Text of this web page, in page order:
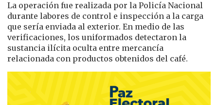
La operación fue realizada por la Policía Nacional
durante labores de control e inspección a la carga
que sería enviada al exterior. En medio de las
verificaciones, los uniformados detectaron la
sustancia ilícita oculta entre mercancía
relacionada con productos obtenidos del café.